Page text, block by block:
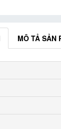
MÔ TẢ SẢN